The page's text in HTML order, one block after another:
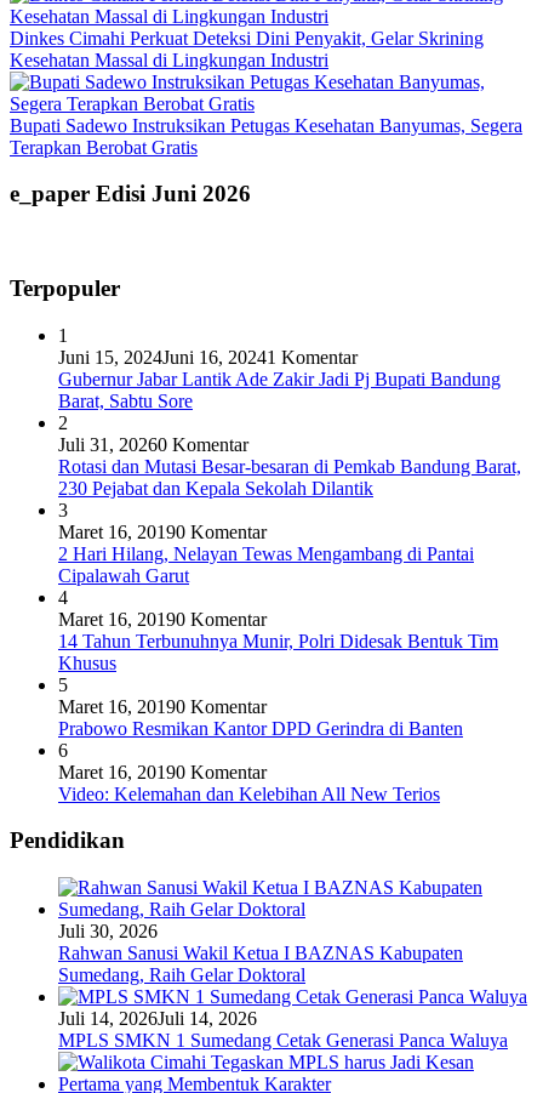
Dinkes Cimahi Perkuat Deteksi Dini Penyakit, Gelar Skrining
Kesehatan Massal di Lingkungan Industri
Bupati Sadewo Instruksikan Petugas Kesehatan Banyumas, Segera
Terapkan Berobat Gratis
e_paper Edisi Juni 2026
Terpopuler
1
Juni 15, 2024Juni 16, 20241 Komentar
Gubernur Jabar Lantik Ade Zakir Jadi Pj Bupati Bandung
Barat, Sabtu Sore
2
Juli 31, 20260 Komentar
Rotasi dan Mutasi Besar-besaran di Pemkab Bandung Barat,
230 Pejabat dan Kepala Sekolah Dilantik
3
Maret 16, 20190 Komentar
2 Hari Hilang, Nelayan Tewas Mengambang di Pantai
Cipalawah Garut
4
Maret 16, 20190 Komentar
14 Tahun Terbunuhnya Munir, Polri Didesak Bentuk Tim
Khusus
5
Maret 16, 20190 Komentar
Prabowo Resmikan Kantor DPD Gerindra di Banten
6
Maret 16, 20190 Komentar
Video: Kelemahan dan Kelebihan All New Terios
Pendidikan
Juli 30, 2026
Rahwan Sanusi Wakil Ketua I BAZNAS Kabupaten
Sumedang, Raih Gelar Doktoral
Juli 14, 2026Juli 14, 2026
MPLS SMKN 1 Sumedang Cetak Generasi Panca Waluya